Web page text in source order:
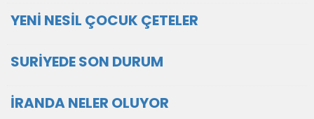
YENİ NESİL ÇOCUK ÇETELER
SURİYEDE SON DURUM
İRANDA NELER OLUYOR